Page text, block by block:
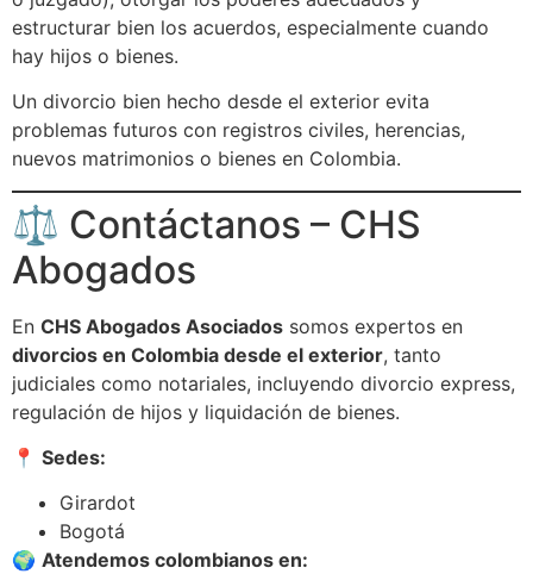
estructurar bien los acuerdos, especialmente cuando
hay hijos o bienes.
Un divorcio bien hecho desde el exterior evita
problemas futuros con registros civiles, herencias,
nuevos matrimonios o bienes en Colombia.
⚖️ Contáctanos – CHS
Abogados
En CHS Abogados Asociados somos expertos en
divorcios en Colombia desde el exterior, tanto
judiciales como notariales, incluyendo divorcio express,
regulación de hijos y liquidación de bienes.
📍 Sedes:
Girardot
Bogotá
🌍 Atendemos colombianos en: